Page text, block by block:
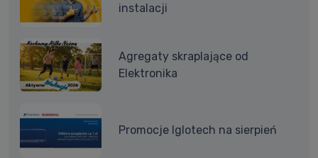
instalacji
Agregaty skraplające od
Elektronika
Promocje Iglotech na sierpień